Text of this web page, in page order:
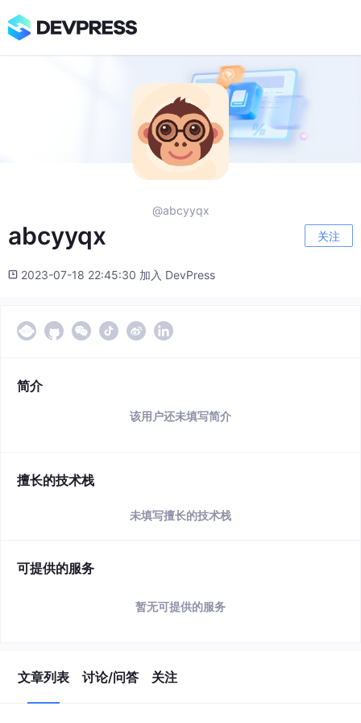
@abcyyqx
abcyyqx 关注
2023-07-18 22:45:30 加入 DevPress
简介
该用户还未填写简介
擅长的技术栈
未填写擅长的技术栈
可提供的服务
暂无可提供的服务
文章列表 讨论/问答 关注